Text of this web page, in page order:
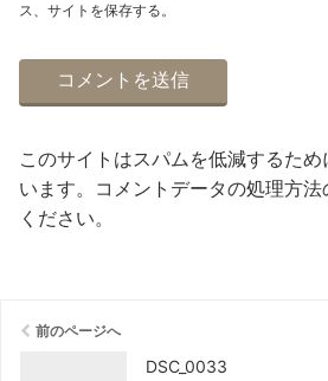
ス、サイトを保存する。
このサイトはスパムを低減するた
います。 コメントデータの処理方
ください。
前のページへ
DSC_0033